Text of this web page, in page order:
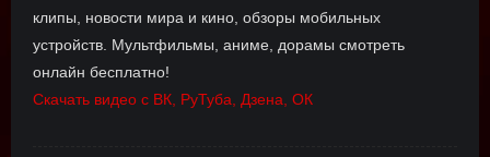
клипы, новости мира и кино, обзоры мобильных
устройств. Мультфильмы, аниме, дорамы смотреть
онлайн бесплатно!
Скачать видео с ВК, РуТуба, Дзена, ОК